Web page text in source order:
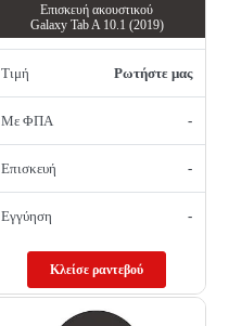
Επισκευή ακουστικού
Galaxy Tab A 10.1 (2019)
Τιμή Ρωτήστε μας
Με ΦΠΑ -
Επισκευή -
Εγγύηση -
Κλείσε ραντεβού